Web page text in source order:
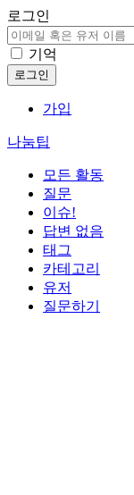
로그인
기억
가입
나눔팁
모든 활동
질문
이슈!
답변 없음
태그
카테고리
유저
질문하기